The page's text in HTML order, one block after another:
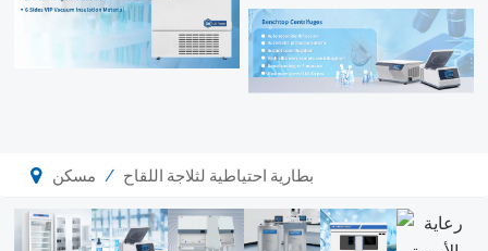
مسكن / بطارية احتياطية لثلاجة اللقاح